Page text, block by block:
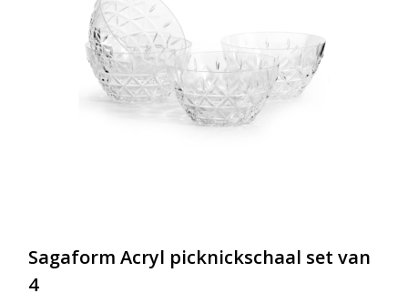
Sagaform Acryl picknickschaal set van
4